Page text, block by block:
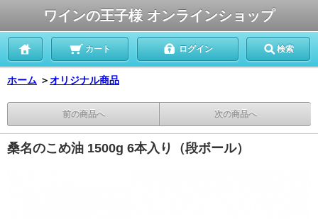
ワインの王子様 オンラインショップ
カート ログイン 検索
ホーム ＞オリジナル商品
前の商品へ 次の商品へ
桑名のこめ油 1500g 6本入り（段ボール）